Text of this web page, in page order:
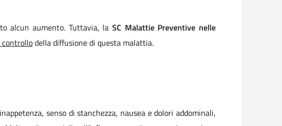
alcun aumento. Tuttavia, la SC Malattie Preventive nelle
controllodella diffusione di questa malattia.
senso di stanchezza, nausea e dolori addominali,